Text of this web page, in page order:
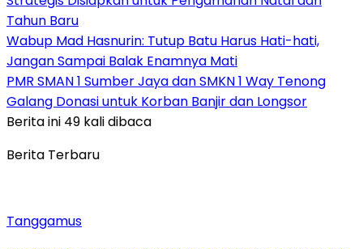
Tahun Baru
Wabup Mad Hasnurin: Tutup Batu Harus Hati-hati,
Jangan Sampai Balak Enamnya Mati
PMR SMAN 1 Sumber Jaya dan SMKN 1 Way Tenong
Galang Donasi untuk Korban Banjir dan Longsor
Berita ini 49 kali dibaca
Berita Terbaru
Tanggamus